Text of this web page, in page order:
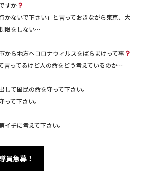
すか
かないで下さい」と言っておきながら東京、大
限をしない…
から地方へコロナウィルスをばらまけって事
言ってるけど人の命をどう考えているのか…
て国民の命を守って下さい。
て下さい。
チに考えて下さい。
員急募！